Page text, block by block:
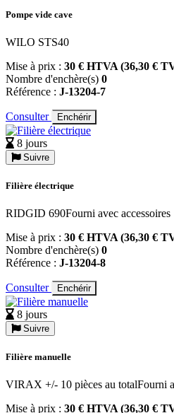
Pompe vide cave
WILO STS40
Mise à prix : 30 € HTVA (36,30 €
Nombre d'enchère(s) 0
Référence : J-13204-7
Consulter Enchérir
8 jours
Suivre
Filière électrique
RIDGID 690Fourni avec accessoires
Mise à prix : 30 € HTVA (36,30 €
Nombre d'enchère(s) 0
Référence : J-13204-8
Consulter Enchérir
8 jours
Suivre
Filière manuelle
VIRAX +/- 10 pièces au totalFourni
Mise à prix : 30 € HTVA (36,30 €